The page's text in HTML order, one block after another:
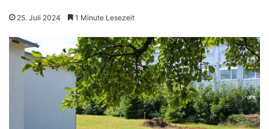
25. Juli 2024 1 Minute Lesezeit